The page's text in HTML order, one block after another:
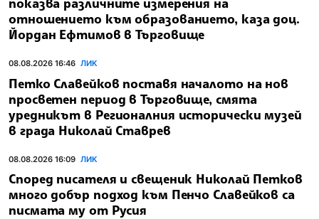
отношението към образованието, каза доц.
Йордан Ефтимов в Търговище
08.08.2026 16:46 ЛИК
Петко Славейков поставя началото на нов
просветен период в Търговище, смята
уредникът в Регионалния исторически музей
в града Николай Ставрев
08.08.2026 16:09 ЛИК
Според писателя и свещеник Николай Петков
много добър подход към Пенчо Славейков са
писмата му от Русия